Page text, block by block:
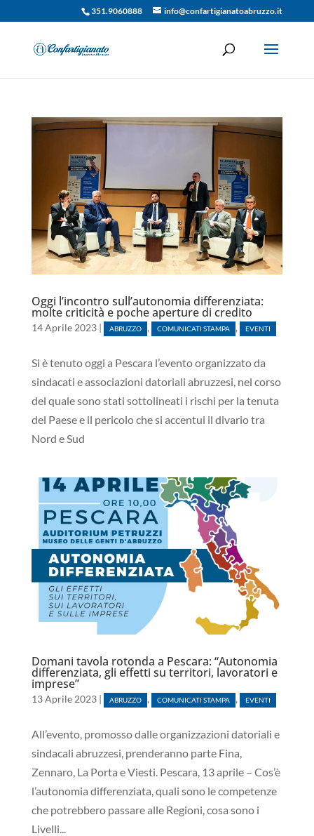
351.9060888 info@confartigianatoabruzzo.it
Oggi l’incontro sull’autonomia differenziata:
molte criticità e poche aperture di credito
14 Aprile 2023| ABRUZZO , COMUNICATI STAMPA , EVENTI
Si è tenuto oggi a Pescara l’evento organizzato da
sindacati e associazioni datoriali abruzzesi, nel corso
del quale sono stati sottolineati i rischi per la tenuta
del Paese e il pericolo che si accentui il divario tra
Nord e Sud
Domani tavola rotonda a Pescara: “Autonomia
differenziata, gli effetti su territori, lavoratori e
imprese”
13 Aprile 2023| ABRUZZO , COMUNICATI STAMPA , EVENTI
All’evento, promosso dalle organizzazioni datoriali e
sindacali abruzzesi, prenderanno parte Fina,
Zennaro, La Porta e Viesti. Pescara, 13 aprile – Cos’è
l’autonomia differenziata, quali sono le competenze
che potrebbero passare alle Regioni, cosa sono i
Livelli...